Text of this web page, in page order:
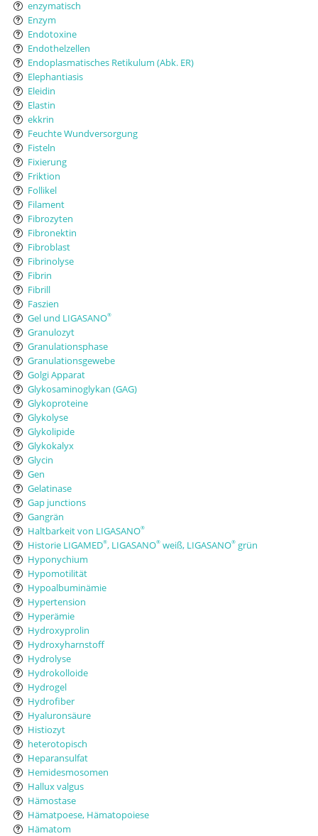
enzymatisch
Enzym
Endotoxine
Endothelzellen
Endoplasmatisches Retikulum (Abk. ER)
Elephantiasis
Eleidin
Elastin
ekkrin
Feuchte Wundversorgung
Fisteln
Fixierung
Friktion
Follikel
Filament
Fibrozyten
Fibronektin
Fibroblast
Fibrinolyse
Fibrin
Fibrill
Faszien
Gel und LIGASANO®
Granulozyt
Granulationsphase
Granulationsgewebe
Golgi Apparat
Glykosaminoglykan (GAG)
Glykoproteine
Glykolyse
Glykolipide
Glykokalyx
Glycin
Gen
Gelatinase
Gap junctions
Gangrän
Haltbarkeit von LIGASANO®
Historie LIGAMED®, LIGASANO®weiß, LIGASANO®grün
Hyponychium
Hypomotilität
Hypoalbuminämie
Hypertension
Hyperämie
Hydroxyprolin
Hydroxyharnstoff
Hydrolyse
Hydrokolloide
Hydrogel
Hydrofiber
Hyaluronsäure
Histiozyt
heterotopisch
Heparansulfat
Hemidesmosomen
Hallux valgus
Hämostase
Hämatpoese, Hämatopoiese
Hämatom